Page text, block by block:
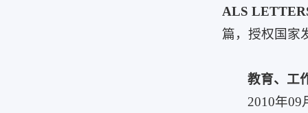
ALS
篇，授权国家
教育、工
2010年